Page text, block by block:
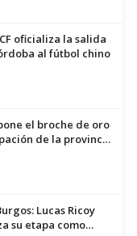
oficializa la salida
al fútbol chino
pone el broche de oro
de la provincia
Lucas Ricoy
su etapa como